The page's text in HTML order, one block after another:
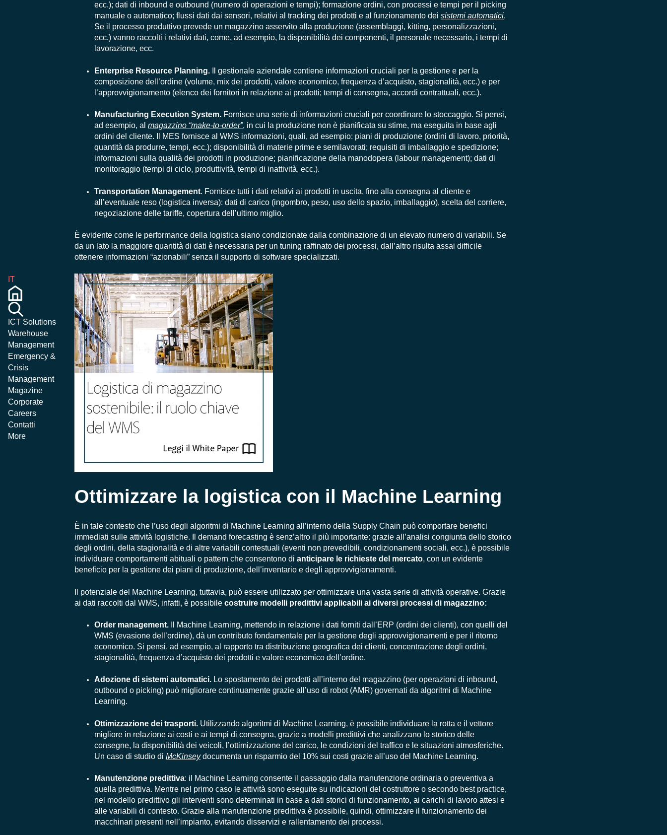
IT
ICT Solutions
Warehouse
Management
Emergency &
Crisis
Management
Magazine
Corporate
Careers
Contatti
More
ecc.); dati di inbound e outbound (numero di operazioni e tempi); formazione ordini, con processi e tempi per il picking
manuale o automatico; flussi dati dai sensori, relativi al tracking dei prodotti e al funzionamento deisistemi automatici.
Se il processo produttivo prevede un magazzino asservito alla produzione (assemblaggi, kitting, personalizzazioni,
ecc.) vanno raccolti i relativi dati, come, ad esempio, la disponibilità dei componenti, il personale necessario, i tempi di
lavorazione, ecc.
Enterprise Resource Planning.
Il gestionale aziendale contiene informazioni cruciali per la gestione e per la
composizione dell’ordine (volume, mix dei prodotti, valore economico, frequenza d’acquisto, stagionalità, ecc.) e per
l’approvvigionamento (elenco dei fornitori in relazione ai prodotti; tempi di consegna, accordi contrattuali, ecc.).
Manufacturing Execution System. Fornisce una serie di informazioni cruciali per coordinare lo stoccaggio. Si pensi,
ad esempio, almagazzino “make-to-order”, in cui la produzione non è pianificata su stime, ma eseguita in base agli
ordini del cliente. Il MES fornisce al WMS informazioni, quali, ad esempio: piani di produzione (ordini di lavoro, priorità,
quantità da produrre, tempi, ecc.); disponibilità di materie prime e semilavorati; requisiti di imballaggio e spedizione;
informazioni sulla qualità dei prodotti in produzione; pianificazione della manodopera ( labour management); dati di
monitoraggio (tempi di ciclo, produttività, tempi di inattività, ecc.).
Transportation Management. Fornisce tutti i dati relativi ai prodotti in uscita, fino alla consegna al cliente e
all’eventuale reso (logistica inversa): dati di carico (ingombro, peso, uso dello spazio, imballaggio), scelta del corriere,
negoziazione delle tariffe, copertura dell’ultimo miglio.
È evidente come le performance della logistica siano condizionate dalla combinazione di un elevato numero di variabili. Se
da un lato la maggiore quantità di dati è necessaria per un tuning raffinato dei processi, dall’altro risulta assai difficile
ottenere informazioni “azionabili” senza il supporto di software specializzati.
Ottimizzare la logistica con il Machine Learning
È in tale contesto che l’uso degli algoritmi di Machine Learning all’interno della Supply Chain può comportare benefici
immediati sulle attività logistiche. Ildemand forecastingè senz’altro il più importante: grazie all’analisi congiunta dello storico
degli ordini, della stagionalità e di altre variabili contestuali (eventi non prevedibili, condizionamenti sociali, ecc.), è possibile
individuare comportamenti abituali o pattern che consentono dianticipare le richieste del mercato, con un evidente
beneficio per la gestione dei piani di produzione, dell’inventario e degli approvvigionamenti.
Il potenziale del Machine Learning, tuttavia, può essere utilizzato per ottimizzare una vasta serie di attività operative. Grazie
ai dati raccolti dal WMS, infatti, è possibilecostruire modelli predittivi applicabili ai diversi processi di magazzino:
Order management. Il Machine Learning, mettendo in relazione i dati forniti dall’ERP (ordini dei clienti), con quelli del
WMS (evasione dell’ordine), dà un contributo fondamentale per la gestione degli approvvigionamenti e per il ritorno
economico. Si pensi, ad esempio, al rapporto tra distribuzione geografica dei clienti, concentrazione degli ordini,
stagionalità, frequenza d’acquisto dei prodotti e valore economico dell’ordine.
Adozione di sistemi automatici. Lo spostamento dei prodotti all’interno del magazzino (per operazioni di inbound,
outbound o picking) può migliorare continuamente grazie all’uso di robot (AMR) governati da algoritmi di Machine
Learning.
Ottimizzazione dei trasporti. Utilizzando algoritmi di Machine Learning, è possibile individuare la rotta e il vettore
migliore in relazione ai costi e ai tempi di consegna, grazie a modelli predittivi che analizzano lo storico delle
consegne, la disponibilità dei veicoli, l’ottimizzazione del carico, le condizioni del traffico e le situazioni atmosferiche.
Un caso di studio diMcKinseydocumenta un risparmio del 10% sui costi grazie all’uso del Machine Learning.
Manutenzione predittiva: il Machine Learning consente il passaggio dalla manutenzione ordinaria o preventiva a
quella predittiva. Mentre nel primo caso le attività sono eseguite su indicazioni del costruttore o secondo best practice,
nel modello predittivo gli interventi sono determinati in base a dati storici di funzionamento, ai carichi di lavoro attesi e
alle variabili di contesto. Grazie alla manutenzione predittiva è possibile, quindi, ottimizzare il funzionamento dei
macchinari presenti nell’impianto, evitando disservizi e rallentamento dei processi.